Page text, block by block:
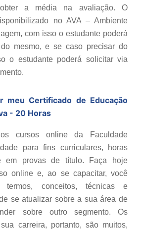
a média na avaliação. O
no AVA – Ambiente
com isso o estudante poderá
mesmo, e se caso precisar do
o estudante poderá solicitar via
meu Certificado de Educação
- 20 Horas
cursos online da Faculdade
para fins curriculares, horas
em provas de título. Faça hoje
online e, ao se capacitar, você
termos, conceitos, técnicas e
se atualizar sobre a sua área de
sobre outro segmento. Os
carreira, portanto, são muitos,